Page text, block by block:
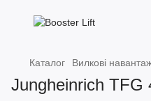
Каталог Вилкові
Jungheinrich TFG